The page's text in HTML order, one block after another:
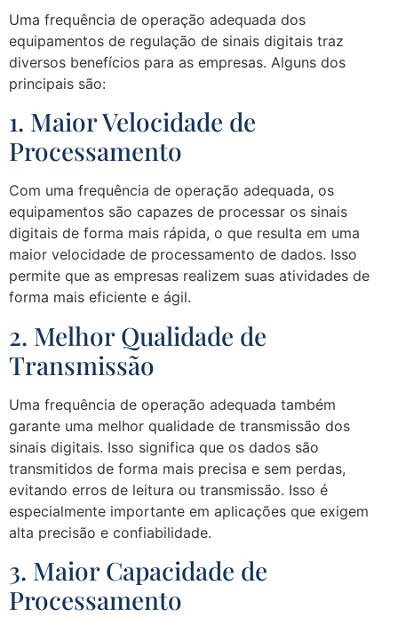
Uma frequência de operação adequada dos
equipamentos de regulação de sinais digitais traz
diversos benefícios para as empresas. Alguns dos
principais são:
1. Maior Velocidade de
Processamento
Com uma frequência de operação adequada, os
equipamentos são capazes de processar os sinais
digitais de forma mais rápida, o que resulta em uma
maior velocidade de processamento de dados. Isso
permite que as empresas realizem suas atividades de
forma mais eficiente e ágil.
2. Melhor Qualidade de
Transmissão
Uma frequência de operação adequada também
garante uma melhor qualidade de transmissão dos
sinais digitais. Isso significa que os dados são
transmitidos de forma mais precisa e sem perdas,
evitando erros de leitura ou transmissão. Isso é
especialmente importante em aplicações que exigem
alta precisão e confiabilidade.
3. Maior Capacidade de
Processamento